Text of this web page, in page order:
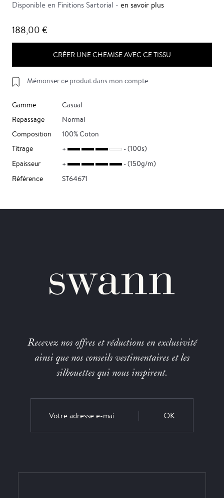
Disponible en Finitions Sartorial - en savoir plus
188,00 €
CRÉER UNE CHEMISE AVEC CE TISSU
Mémoriser ce produit dans mon compte
Gamme
Casual
Repassage
Normal
Composition
100% Coton
Titrage
(100s)
Epaisseur
(150g/m)
Référence
ST64671
Recevez nos offres et réductions en exclusivité
ainsi que nos conseils vestimentaires et les
silhouettes qui nous inspirent.
OK